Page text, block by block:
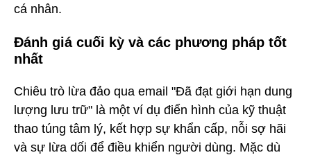
cá nhân.
Đánh giá cuối kỳ và các phương pháp tốt
nhất
Chiêu trò lừa đảo qua email "Đã đạt giới hạn dung
lượng lưu trữ" là một ví dụ điển hình của kỹ thuật
thao túng tâm lý, kết hợp sự khẩn cấp, nỗi sợ hãi
và sự lừa dối để điều khiển người dùng. Mặc dù